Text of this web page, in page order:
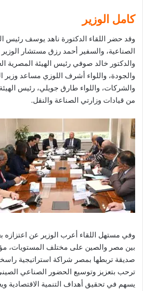
كامل الوزير
وقد حضر اللقاء الدكتورة ناهد يوسف رئيس
الصناعية، والسفير أحمد رزق مستشار الوزير
والدكتور خالد صوفي رئيس الهيئة المصرية
والجودة، واللواء أشرف اللوزي مساعد وزير
والشركات، واللواء طارق جويلي، رئيس
من قيادات وزارتي الصناعة والنقل.
وفي مستهل اللقاء أعرب الوزير عن اعتزازه
بين مصر والصين على مختلف المستويات،
صديقة تربطها بمصر شراكة استراتيجية
ترحب بتعزيز وتوسيع الحضور الصناعي
يسهم في تحقيق أهداف التنمية الاقتصادية